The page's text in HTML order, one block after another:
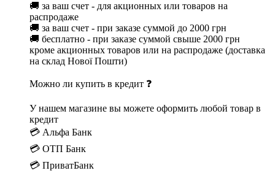
🚚 за ваш счет - для акционных или товаров на
распродаже
🚚 за ваш счет - при заказе суммой до 2000 грн
🚚 бесплатно - при заказе суммой свыше 2000 грн
кроме акционных товаров или на распродаже (доставка
на склад Нової Пошти)
Можно ли купить в кредит ❓
У нашем магазине вы можете оформить любой товар в
кредит
💳 Альфа Банк
💳 ОТП Банк
💳 ПриватБанк